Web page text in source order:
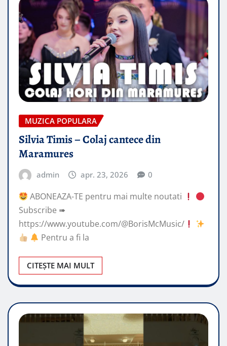
MUZICA POPULARA
Silvia Timis – Colaj cantece din
Maramures
admin apr. 23, 2026 0
ABONEAZA-TE pentru mai multe noutati
Subscribe ➠
https://www.youtube.com/@BorisMcMusic/
Pentru a fi la
CITEȘTE MAI MULT